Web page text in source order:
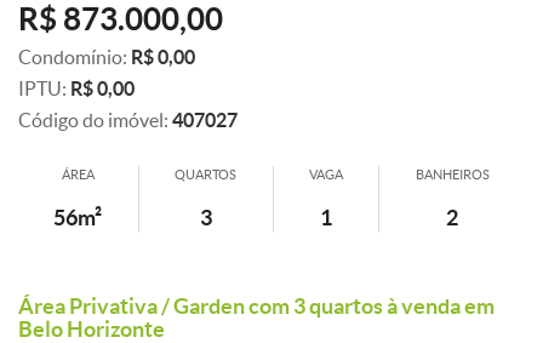
R$ 873.000,00
Condomínio: R$ 0,00
IPTU: R$ 0,00
Código do imóvel: 407027
ÁREA
56m²
QUARTOS
3
VAGA
1
BANHEIROS
2
Área Privativa / Garden com 3 quartos à venda em
Belo Horizonte